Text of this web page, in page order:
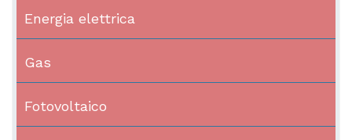
Energia elettrica
Gas
Fotovoltaico